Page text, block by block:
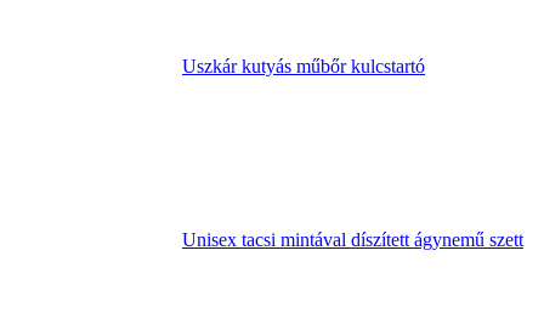
Uszkár kutyás műbőr kulcstartó
Unisex tacsi mintával díszített ágynemű szett